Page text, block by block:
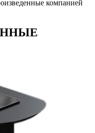
компанией